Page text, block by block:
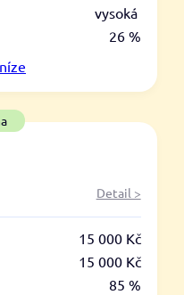
vysoká
26 %
Detail >
15 000 Kč
15 000 Kč
85 %